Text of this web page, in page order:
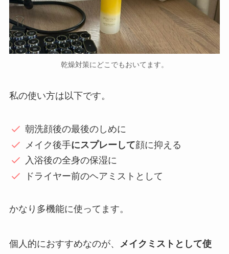
乾燥対策にどこでもおいてます。
私の使い方は以下です。
朝洗顔後の最後のしめに
メイク後手にスプレーして顔に抑える
入浴後の全身の保湿に
ドライヤー前のヘアミストとして
かなり多機能に使ってます。
個人的におすすめなのが、 メイクミストとして使